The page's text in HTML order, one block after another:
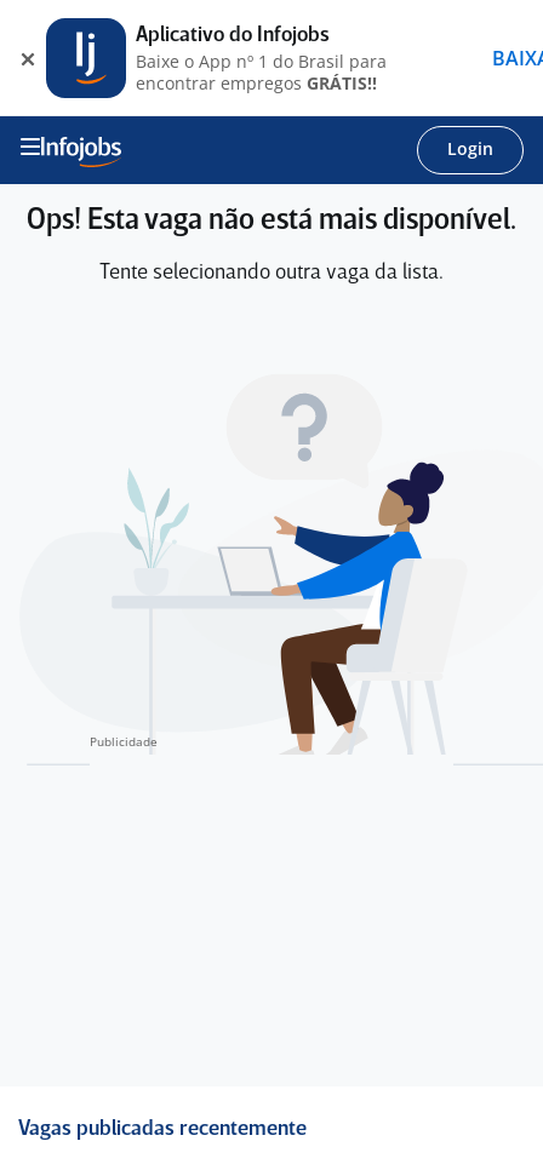
Login
Ops! Esta vaga não está mais disponível.
Tente selecionando outra vaga da lista.
Vagas publicadas recentemente
Aplicativo do Infojobs
Baixe o App nº 1 do Brasil para
encontrar empregos GRÁTIS!!